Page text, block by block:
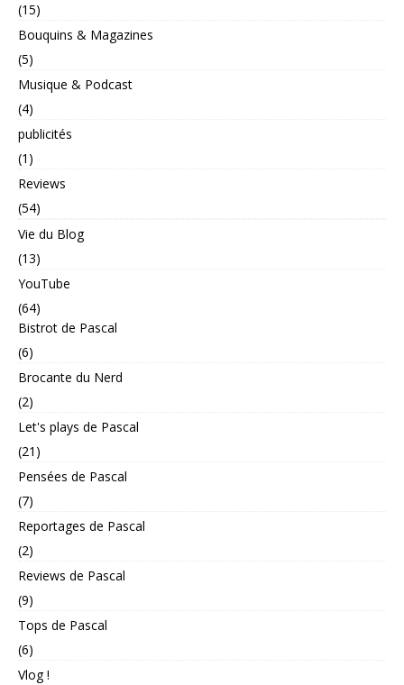
(15)
Bouquins & Magazines
(5)
Musique & Podcast
(4)
publicités
(1)
Reviews
(54)
Vie du Blog
(13)
YouTube
(64)
Bistrot de Pascal
(6)
Brocante du Nerd
(2)
Let's plays de Pascal
(21)
Pensées de Pascal
(7)
Reportages de Pascal
(2)
Reviews de Pascal
(9)
Tops de Pascal
(6)
Vlog !